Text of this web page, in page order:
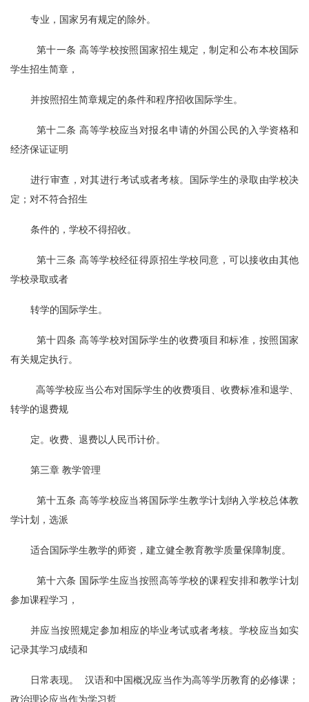
专业，国家另有规定的除外。
  第十一条 高等学校按照国家招生规定，制定和公布本校国际
学生招生简章，
并按照招生简章规定的条件和程序招收国际学生。
  第十二条 高等学校应当对报名申请的外国公民的入学资格和
经济保证证明
进行审查，对其进行考试或者考核。国际学生的录取由学校决
定；对不符合招生
条件的，学校不得招收。
  第十三条 高等学校经征得原招生学校同意，可以接收由其他
学校录取或者
转学的国际学生。
  第十四条 高等学校对国际学生的收费项目和标准，按照国家
有关规定执行。
  高等学校应当公布对国际学生的收费项目、收费标准和退学、
转学的退费规
定。收费、退费以人民币计价。
第三章 教学管理
  第十五条 高等学校应当将国际学生教学计划纳入学校总体教
学计划，选派
适合国际学生教学的师资，建立健全教育教学质量保障制度。
  第十六条 国际学生应当按照高等学校的课程安排和教学计划
参加课程学习，
并应当按照规定参加相应的毕业考试或者考核。学校应当如实
记录其学习成绩和
日常表现。  汉语和中国概况应当作为高等学历教育的必修课；
政治理论应当作为学习哲